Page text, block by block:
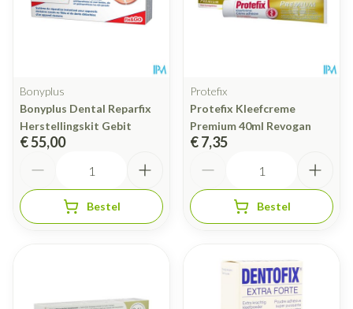
Bonyplus
Bonyplus Dental Reparfix
Herstellingskit Gebit
€ 55,00
Bestel
Protefix
Protefix Kleefcreme
Premium 40ml Revogan
€ 7,35
Bestel